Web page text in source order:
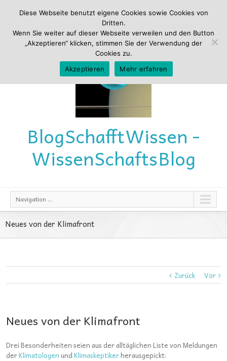
BlogSchafftWissen -
WissenSchaftsBlog
Navigation ...
Neues von der Klimafront
Zurück Vor
Neues von der Klimafront
Drei Besonderheiten seien aus der alltäglichen Liste von Meldungen
derKlimatologenundKlimaskeptikerherausgepickt:
Diese Webseite benutzt eigene Cookies sowie Cookies von
Dritten.
Wenn Sie weiter auf dieser Webseite verweilen und den Button
„Akzeptieren“ klicken, stimmen Sie der Verwendung der
Cookies zu.
Akzeptieren
Mehr erfahren